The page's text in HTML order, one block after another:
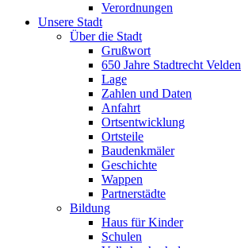
Verordnungen
Unsere Stadt
Über die Stadt
Grußwort
650 Jahre Stadtrecht Velden
Lage
Zahlen und Daten
Anfahrt
Ortsentwicklung
Ortsteile
Baudenkmäler
Geschichte
Wappen
Partnerstädte
Bildung
Haus für Kinder
Schulen